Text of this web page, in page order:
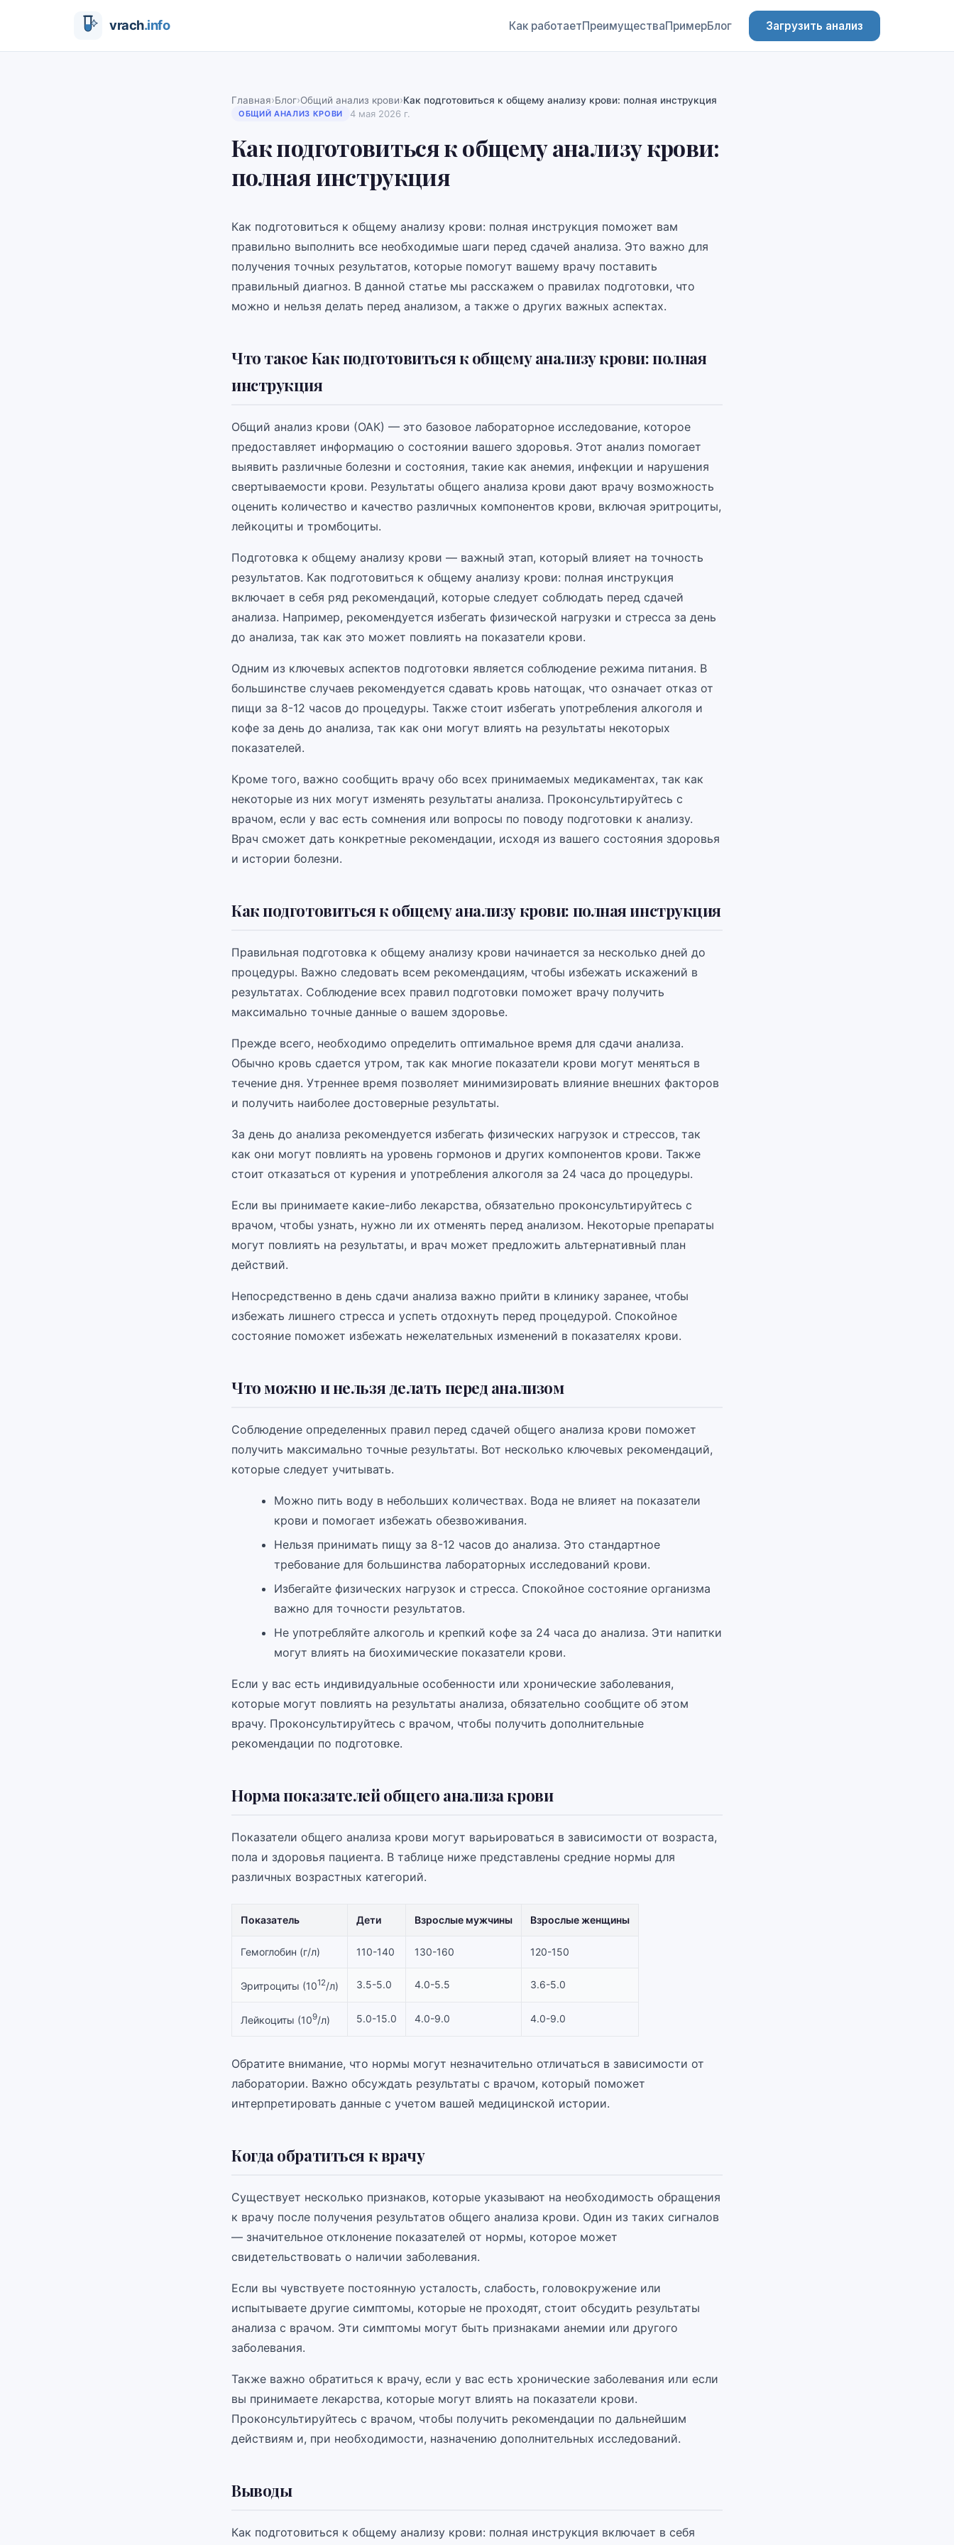
Как работаетПреимуществаПримерБлог Загрузить анализ
Главная›Блог›Общий анализ крови›Как подготовиться к общему анализу крови: полная инструкция
ОБЩИЙ АНАЛИЗ КРОВИ 4 мая 2026 г.
Как подготовиться к общему анализу крови:
полная инструкция
Как подготовиться к общему анализу крови: полная инструкция поможет вам
правильно выполнить все необходимые шаги перед сдачей анализа. Это важно для
получения точных результатов, которые помогут вашему врачу поставить
правильный диагноз. В данной статье мы расскажем о правилах подготовки, что
можно и нельзя делать перед анализом, а также о других важных аспектах.
Что такое Как подготовиться к общему анализу крови: полная
инструкция
Общий анализ крови (ОАК) — это базовое лабораторное исследование, которое
предоставляет информацию о состоянии вашего здоровья. Этот анализ помогает
выявить различные болезни и состояния, такие как анемия, инфекции и нарушения
свертываемости крови. Результаты общего анализа крови дают врачу возможность
оценить количество и качество различных компонентов крови, включая эритроциты,
лейкоциты и тромбоциты.
Подготовка к общему анализу крови — важный этап, который влияет на точность
результатов. Как подготовиться к общему анализу крови: полная инструкция
включает в себя ряд рекомендаций, которые следует соблюдать перед сдачей
анализа. Например, рекомендуется избегать физической нагрузки и стресса за день
до анализа, так как это может повлиять на показатели крови.
Одним из ключевых аспектов подготовки является соблюдение режима питания. В
большинстве случаев рекомендуется сдавать кровь натощак, что означает отказ от
пищи за 8-12 часов до процедуры. Также стоит избегать употребления алкоголя и
кофе за день до анализа, так как они могут влиять на результаты некоторых
показателей.
Кроме того, важно сообщить врачу обо всех принимаемых медикаментах, так как
некоторые из них могут изменять результаты анализа. Проконсультируйтесь с
врачом, если у вас есть сомнения или вопросы по поводу подготовки к анализу.
Врач сможет дать конкретные рекомендации, исходя из вашего состояния здоровья
и истории болезни.
Как подготовиться к общему анализу крови: полная инструкция
Правильная подготовка к общему анализу крови начинается за несколько дней до
процедуры. Важно следовать всем рекомендациям, чтобы избежать искажений в
результатах. Соблюдение всех правил подготовки поможет врачу получить
максимально точные данные о вашем здоровье.
Прежде всего, необходимо определить оптимальное время для сдачи анализа.
Обычно кровь сдается утром, так как многие показатели крови могут меняться в
течение дня. Утреннее время позволяет минимизировать влияние внешних факторов
и получить наиболее достоверные результаты.
За день до анализа рекомендуется избегать физических нагрузок и стрессов, так
как они могут повлиять на уровень гормонов и других компонентов крови. Также
стоит отказаться от курения и употребления алкоголя за 24 часа до процедуры.
Если вы принимаете какие-либо лекарства, обязательно проконсультируйтесь с
врачом, чтобы узнать, нужно ли их отменять перед анализом. Некоторые препараты
могут повлиять на результаты, и врач может предложить альтернативный план
действий.
Непосредственно в день сдачи анализа важно прийти в клинику заранее, чтобы
избежать лишнего стресса и успеть отдохнуть перед процедурой. Спокойное
состояние поможет избежать нежелательных изменений в показателях крови.
Что можно и нельзя делать перед анализом
Соблюдение определенных правил перед сдачей общего анализа крови поможет
получить максимально точные результаты. Вот несколько ключевых рекомендаций,
которые следует учитывать.
Можно пить воду в небольших количествах. Вода не влияет на показатели
крови и помогает избежать обезвоживания.
Нельзя принимать пищу за 8-12 часов до анализа. Это стандартное
требование для большинства лабораторных исследований крови.
Избегайте физических нагрузок и стресса. Спокойное состояние организма
важно для точности результатов.
Не употребляйте алкоголь и крепкий кофе за 24 часа до анализа. Эти напитки
могут влиять на биохимические показатели крови.
Если у вас есть индивидуальные особенности или хронические заболевания,
которые могут повлиять на результаты анализа, обязательно сообщите об этом
врачу. Проконсультируйтесь с врачом, чтобы получить дополнительные
рекомендации по подготовке.
Норма показателей общего анализа крови
Показатели общего анализа крови могут варьироваться в зависимости от возраста,
пола и здоровья пациента. В таблице ниже представлены средние нормы для
различных возрастных категорий.
Показатель Дети Взрослые мужчины Взрослые женщины
Гемоглобин (г/л) 110-140 130-160 120-150
Эритроциты (1012/л) 3.5-5.0 4.0-5.5 3.6-5.0
Лейкоциты (109/л) 5.0-15.0 4.0-9.0 4.0-9.0
Обратите внимание, что нормы могут незначительно отличаться в зависимости от
лаборатории. Важно обсуждать результаты с врачом, который поможет
интерпретировать данные с учетом вашей медицинской истории.
Когда обратиться к врачу
Существует несколько признаков, которые указывают на необходимость обращения
к врачу после получения результатов общего анализа крови. Один из таких сигналов
— значительное отклонение показателей от нормы, которое может
свидетельствовать о наличии заболевания.
Если вы чувствуете постоянную усталость, слабость, головокружение или
испытываете другие симптомы, которые не проходят, стоит обсудить результаты
анализа с врачом. Эти симптомы могут быть признаками анемии или другого
заболевания.
Также важно обратиться к врачу, если у вас есть хронические заболевания или если
вы принимаете лекарства, которые могут влиять на показатели крови.
Проконсультируйтесь с врачом, чтобы получить рекомендации по дальнейшим
действиям и, при необходимости, назначению дополнительных исследований.
Выводы
Как подготовиться к общему анализу крови: полная инструкция включает в себя